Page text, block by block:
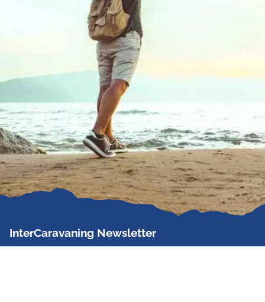
InterCaravaning Newsletter